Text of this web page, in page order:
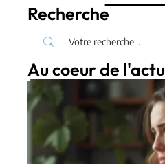
Recherche
Au coeur de l'actu